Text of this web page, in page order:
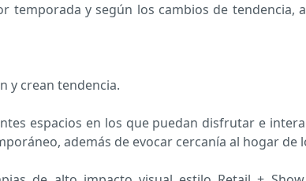
temporada y según los cambios de tendencia,
y crean tendencia.
espacios en los que puedan disfrutar e
además de evocar cercanía al hogar de